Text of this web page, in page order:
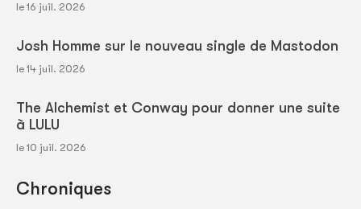
le 16 juil. 2026
Josh Homme sur le nouveau single de Mastodon
le 14 juil. 2026
The Alchemist et Conway pour donner une suite
à LULU
le 10 juil. 2026
Chroniques